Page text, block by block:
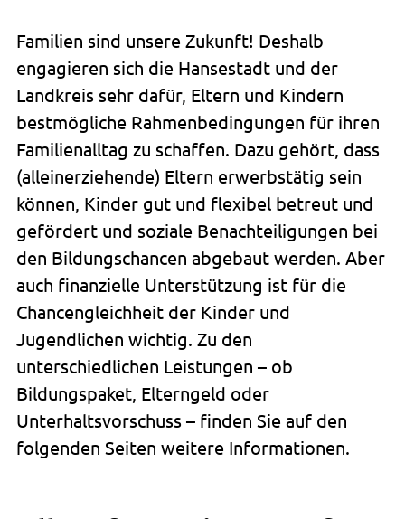
Familien sind unsere Zukunft! Deshalb
engagieren sich die Hansestadt und der
Landkreis sehr dafür, Eltern und Kindern
bestmögliche Rahmenbedingungen für ihren
Familienalltag zu schaffen. Dazu gehört, dass
(alleinerziehende) Eltern erwerbstätig sein
können, Kinder gut und flexibel betreut und
gefördert und soziale Benachteiligungen bei
den Bildungschancen abgebaut werden. Aber
auch finanzielle Unterstützung ist für die
Chancengleichheit der Kinder und
Jugendlichen wichtig. Zu den
unterschiedlichen Leistungen – ob
Bildungspaket, Elterngeld oder
Unterhaltsvorschuss – finden Sie auf den
folgenden Seiten weitere Informationen.